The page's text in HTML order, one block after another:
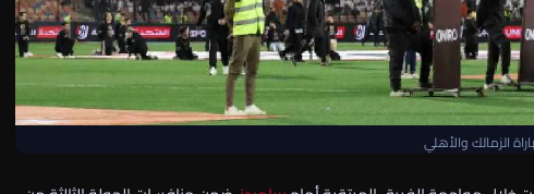
الزمالك والأهلي